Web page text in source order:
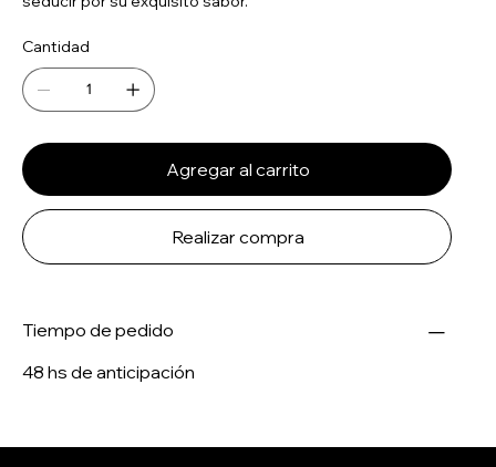
Cantidad
Agregar al carrito
Realizar compra
Tiempo de pedido
48 hs de anticipación